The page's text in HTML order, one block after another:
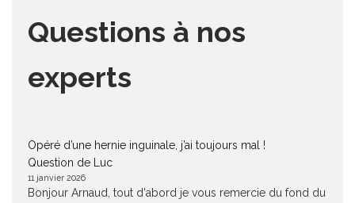
Questions à nos
experts
Opéré d’une hernie inguinale, j’ai toujours mal !
Question de Luc
11 janvier 2026
Bonjour Arnaud, tout d'abord je vous remercie du fond du